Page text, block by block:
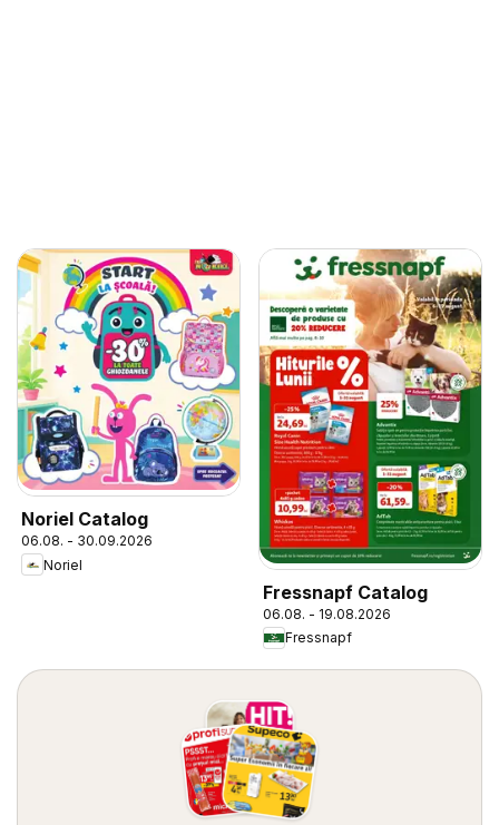
Noriel Catalog
06.08. - 30.09.2026
Noriel
Fressnapf Catalog
06.08. - 19.08.2026
Fressnapf